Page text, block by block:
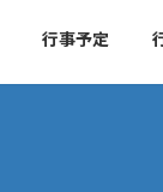
行事予定